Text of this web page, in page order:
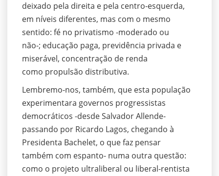
deixado pela direita e pela centro-esquerda,
em níveis diferentes, mas com o mesmo
sentido: fé no privatismo -moderado ou
não-; educação paga, previdência privada e
miserável, concentração de renda
como propulsão distributiva.
Lembremo-nos, também, que esta população
experimentara governos progressistas
democráticos -desde Salvador Allende-
passando por Ricardo Lagos, chegando à
Presidenta Bachelet, o que faz pensar
também com espanto- numa outra questão:
como o projeto ultraliberal ou liberal-rentista